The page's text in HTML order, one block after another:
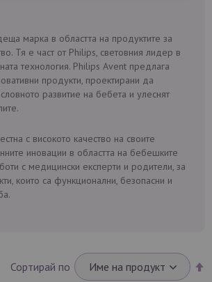
марка в областта на продуктите за
Тя е част от Philips, световния лидер в
технология. Philips Avent предлага
продукти, проектирани да
развитие на бебета и улеснят
с високото качество на своите
иновации в областта на бебешките
с медицински експерти и родители, за
които са функционални, безопасни и
Сортирай по